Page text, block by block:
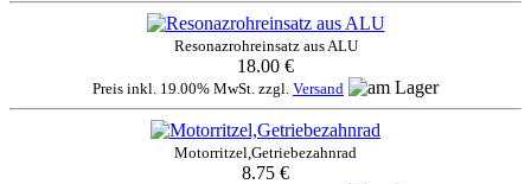
Resonazrohreinsatz aus ALU
18.00 €
Preis inkl. 19.00% MwSt. zzgl. Versand
Motorritzel,Getriebezahnrad
8.75 €